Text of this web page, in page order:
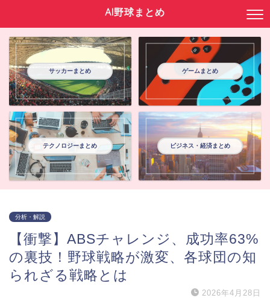
AI野球まとめ
サッカーまとめ ゲームまとめ
テクノロジーまとめ ビジネス・経済まとめ
分析・解説
【衝撃】ABSチャレンジ、成功率63%
の裏技！野球戦略が激変、各球団の知
られざる戦略とは
2026年4月28日